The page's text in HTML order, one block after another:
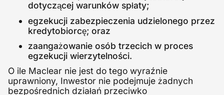
dotyczącej warunków spłaty;
egzekucji zabezpieczenia udzielonego przez
kredytobiorcę; oraz
zaangażowanie osób trzecich w proces
egzekucji wierzytelności.
O ile Maclear nie jest do tego wyraźnie
uprawniony, Inwestor nie podejmuje żadnych
bezpośrednich działań przeciwko